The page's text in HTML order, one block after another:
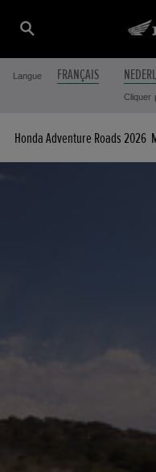
Langue FRANÇAIS
Cliquer
Honda Adventure Roads 2026